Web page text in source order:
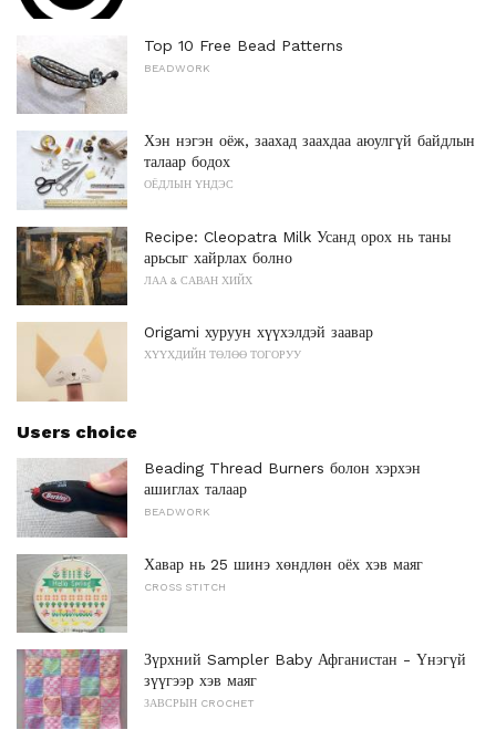
Top 10 Free Bead Patterns
BEADWORK
Хэн нэгэн оёж, заахад заахдаа аюулгүй байдлын
талаар бодох
ОЁДЛЫН ҮНДЭС
Recipe: Cleopatra Milk Усанд орох нь таны
арьсыг хайрлах болно
ЛАА & САВАН ХИЙХ
Origami хуруун хүүхэлдэй заавар
ХҮҮХДИЙН ТӨЛӨӨ ТОГОРУУ
Users choice
Beading Thread Burners болон хэрхэн
ашиглах талаар
BEADWORK
Хавар нь 25 шинэ хөндлөн оёх хэв маяг
CROSS STITCH
Зүрхний Sampler Baby Афганистан - Үнэгүй
зүүгээр хэв маяг
ЗАВСРЫН CROCHET